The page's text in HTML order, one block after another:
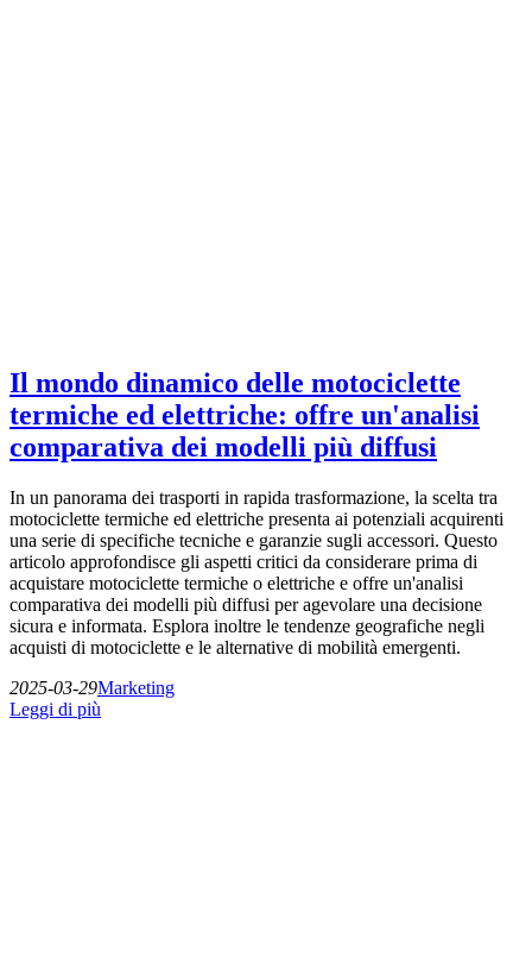
Il mondo dinamico delle motociclette
termiche ed elettriche: offre un'analisi
comparativa dei modelli più diffusi
In un panorama dei trasporti in rapida trasformazione, la scelta tra
motociclette termiche ed elettriche presenta ai potenziali acquirenti
una serie di specifiche tecniche e garanzie sugli accessori. Questo
articolo approfondisce gli aspetti critici da considerare prima di
acquistare motociclette termiche o elettriche e offre un'analisi
comparativa dei modelli più diffusi per agevolare una decisione
sicura e informata. Esplora inoltre le tendenze geografiche negli
acquisti di motociclette e le alternative di mobilità emergenti.
2025-03-29Marketing
Leggi di più